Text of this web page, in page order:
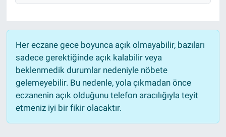
Her eczane gece boyunca açık olmayabilir, bazıları
sadece gerektiğinde açık kalabilir veya
beklenmedik durumlar nedeniyle nöbete
gelemeyebilir. Bu nedenle, yola çıkmadan önce
eczanenin açık olduğunu telefon aracılığıyla teyit
etmeniz iyi bir fikir olacaktır.